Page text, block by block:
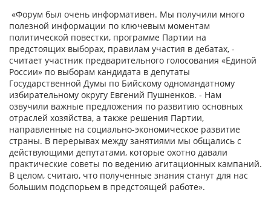
«Форум был очень информативен. Мы получили много
полезной информации по ключевым моментам
политической повестки, программе Партии на
предстоящих выборах, правилам участия в дебатах, -
считает участник предварительного голосования «Единой
России» по выборам кандидата в депутаты
Государственной Думы по Бийскому одномандатному
избирательному округу Евгений Пушненков. - Нам
озвучили важные предложения по развитию основных
отраслей хозяйства, а также решения Партии,
направленные на социально-экономическое развитие
страны. В перерывах между занятиями мы общались с
действующими депутатами, которые охотно давали
практические советы по ведению агитационных кампаний.
В целом, считаю, что полученные знания станут для нас
большим подспорьем в предстоящей работе».